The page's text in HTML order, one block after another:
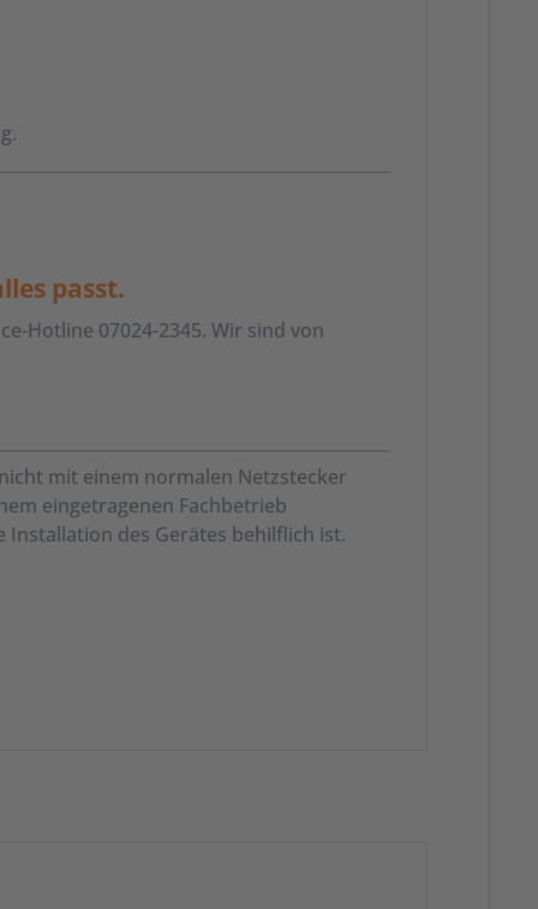
passt.
Hotline 07024-2345. Wir sind von
mit einem normalen Netzstecker
eingetragenen Fachbetrieb
des Gerätes behilflich ist.